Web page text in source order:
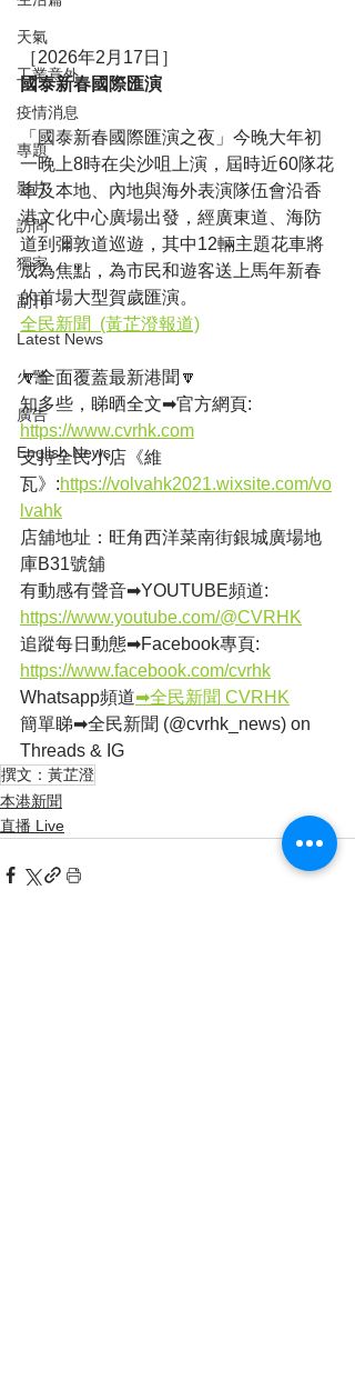
天氣
工業意外
疫情消息
專題
影片
訪問
獨家
副刊
Latest News
火警
廣告
English News
［2026年2月17日］
國泰新春國際匯演
「國泰新春國際匯演之夜」今晚大年初
一晚上8時在尖沙咀上演，屆時近60隊花
車及本地、內地與海外表演隊伍會沿香
港文化中心廣場出發，經廣東道、海防
道到彌敦道巡遊，其中12輛主題花車將
成為焦點，為市民和遊客送上馬年新春
的首場大型賀歲匯演。
全民新聞  (黃芷澄報道)
🔽全面覆蓋最新港聞🔽
知多些，睇晒全文➡官方網頁:
https://www.cvrhk.com
支持全民小店《維
瓦》:https://volvahk2021.wixsite.com/vo
lvahk
店舖地址：旺角西洋菜南街銀城廣場地
庫B31號舖
有動感有聲音➡YOUTUBE頻道:
https://www.youtube.com/@CVRHK
追蹤每日動態➡Facebook專頁:
https://www.facebook.com/cvrhk
Whatsapp頻道➡全民新聞 CVRHK
簡單睇➡全民新聞 (@cvrhk_news) on
Threads & IG
撰文：黃芷澄
本港新聞
直播 Live